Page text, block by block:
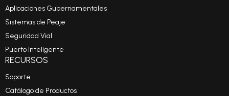
Aplicaciones Gubernamentales
Sistemas de Peaje
Seguridad Vial
Puerto Inteligente
RECURSOS
Soporte
Catálogo de Productos